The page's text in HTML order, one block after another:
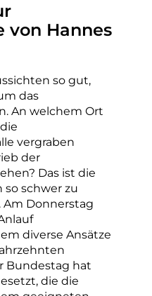
von Hannes
so gut,
das
An welchem Ort
vergraben
der
Das ist die
schwer zu
Donnerstag
diverse Ansätze
Bundestag hat
die die